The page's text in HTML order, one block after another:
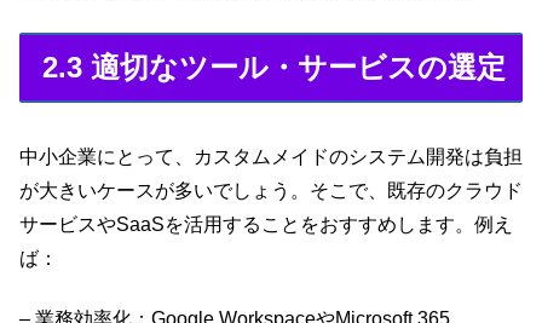
2.3 適切なツール・サービスの選定
中小企業にとって、カスタムメイドのシステム開発は負担
が大きいケースが多いでしょう。そこで、既存のクラウド
サービスやSaaSを活用することをおすすめします。例え
ば：
– 業務効率化：Google WorkspaceやMicrosoft 365